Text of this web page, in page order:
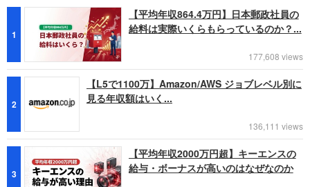
1
【平均年収864.4万円】日本郵政社員の
給料は実際いくらもらっているのか？...
177,608 views
2
【L5で1100万】Amazon/AWS ジョブレベル別に
見る年収額はいく...
136,111 views
3
【平均年収2000万円超】キーエンスの
給与・ボーナスが高いのはなぜなのか